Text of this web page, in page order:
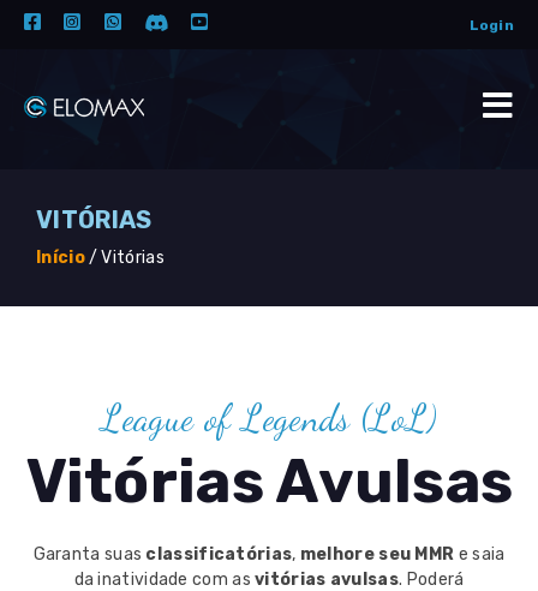
Login
VITÓRIAS
Início/ Vitórias
League of Legends (LoL)
Vitórias Avulsas
Garanta suas classificatórias, melhore seu MMR e saia
da inatividade com asvitórias avulsas. Poderá